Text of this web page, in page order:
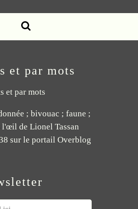
et par mots
; bivouac ; faune ;
l'œil de Lionel Tassan
sur le portail Overblog